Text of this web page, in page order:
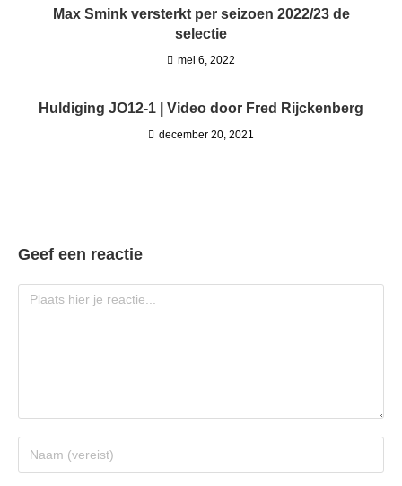
Max Smink versterkt per seizoen 2022/23 de
selectie
mei 6, 2022
Huldiging JO12-1 | Video door Fred Rijckenberg
december 20, 2021
Geef een reactie